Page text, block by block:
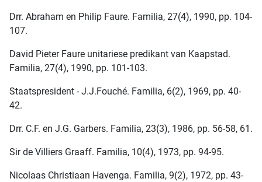
Drr. Abraham en Philip Faure. Familia, 27(4), 1990, pp. 104-
107.
David Pieter Faure unitariese predikant van Kaapstad.
Familia, 27(4), 1990, pp. 101-103.
Staatspresident - J.J.Fouché. Familia, 6(2), 1969, pp. 40-
42.
Drr. C.F. en J.G. Garbers. Familia, 23(3), 1986, pp. 56-58, 61.
Sir de Villiers Graaff. Familia, 10(4), 1973, pp. 94-95.
Nicolaas Christiaan Havenga. Familia, 9(2), 1972, pp. 43-